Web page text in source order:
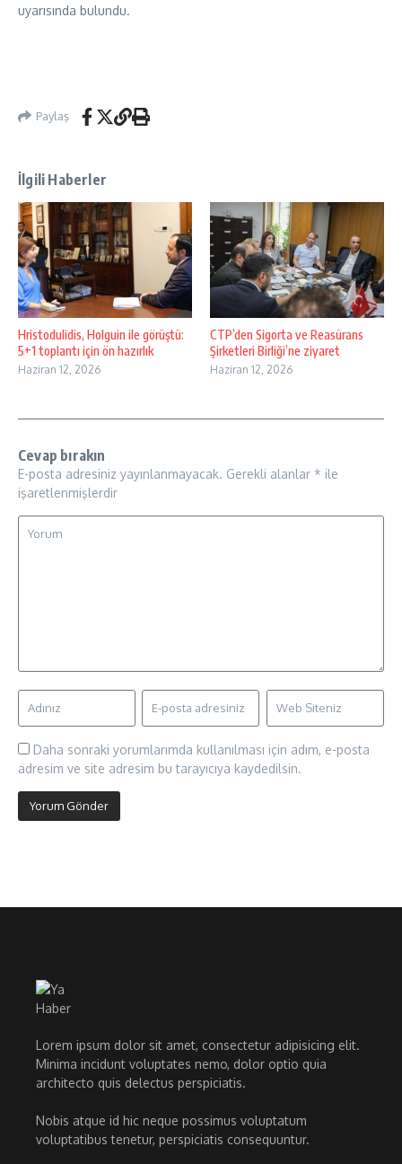
uyarısında bulundu.
Paylaş
İlgili Haberler
Hristodulidis, Holguin ile görüştü:
5+1 toplantı için ön hazırlık
Haziran 12, 2026
CTP’den Sigorta ve Reasürans
Şirketleri Birliği’ne ziyaret
Haziran 12, 2026
Cevap bırakın
E-posta adresiniz yayınlanmayacak. Gerekli alanlar * ile
işaretlenmişlerdir
Daha sonraki yorumlarımda kullanılması için adım, e-posta
adresim ve site adresim bu tarayıcıya kaydedilsin.
Lorem ipsum dolor sit amet, consectetur adipisicing elit.
Minima incidunt voluptates nemo, dolor optio quia
architecto quis delectus perspiciatis.
Nobis atque id hic neque possimus voluptatum
voluptatibus tenetur, perspiciatis consequuntur.